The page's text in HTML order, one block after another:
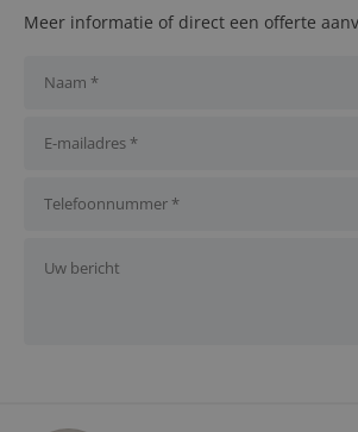
Meer informatie of direct een offerte